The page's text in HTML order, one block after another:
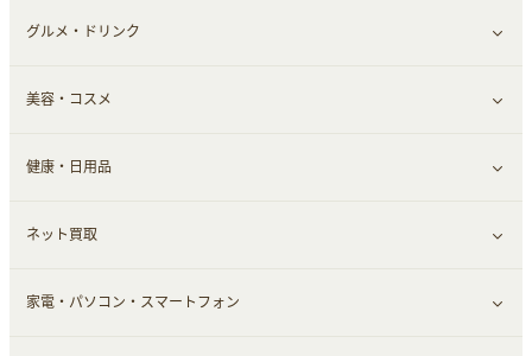
総合通販
すべて見る
ファッション
インナー・下着
スーツ・フォーマル
グルメ・ドリンク
すべて見る
グルメ
お酒
食材宅配
美容・コスメ
すべて見る
ヘアケア
エステ・サロン
健康・日用品
すべて見る
スポーツ・フィットネス
ネット買取
すべて見る
家電・パソコン・スマートフォン